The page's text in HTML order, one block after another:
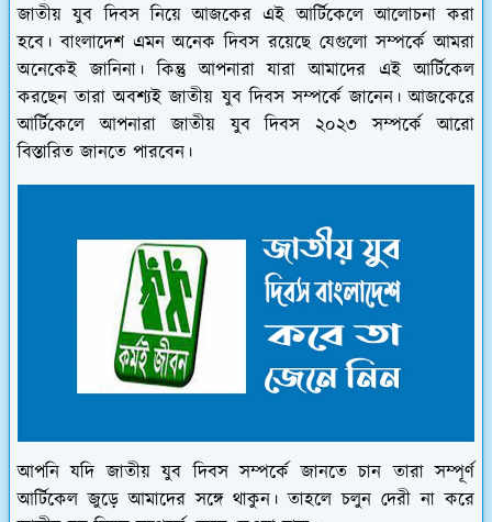
জাতীয় যুব দিবস নিয়ে আজকের এই আর্টিকেলে আলোচনা করা
হবে। বাংলাদেশ এমন অনেক দিবস রয়েছে যেগুলো সম্পর্কে আমরা
অনেকেই জানিনা। কিন্তু আপনারা যারা আমাদের এই আর্টিকেল
করছেন তারা অবশ্যই জাতীয় যুব দিবস সম্পর্কে জানেন। আজকেরে
আর্টিকেলে আপনারা জাতীয় যুব দিবস ২০২৩ সম্পর্কে আরো
বিস্তারিত জানতে পারবেন।
আপনি যদি জাতীয় যুব দিবস সম্পর্কে জানতে চান তারা সম্পূর্ণ
আর্টিকেল জুড়ে আমাদের সঙ্গে থাকুন। তাহলে চলুন দেরী না করে